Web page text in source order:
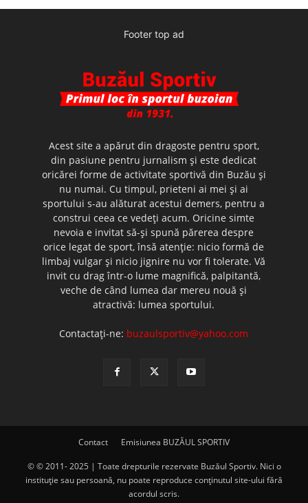
Footer top ad
Acest site a apărut din dragoste pentru sport,
din pasiune pentru jurnalism şi este dedicat
oricărei forme de activitate sportivă din Buzău şi
nu numai. Cu timpul, prieteni ai mei şi ai
sportului s-au alăturat acestui demers, pentru a
construi ceea ce vedeţi acum. Oricine simte
nevoia e invitat să-şi spună părerea despre
orice legat de sport, însă atenţie: nicio formă de
limbaj vulgar şi nicio jignire nu vor fi tolerate. Vă
invit cu drag într-o lume magnifică, palpitantă,
veche de când lumea dar mereu nouă şi
atractivă: lumea sportului.
Contactați-ne: buzaulsportiv@yahoo.com
Contact Emisiunea BUZĂUL SPORTIV
© © 2011- 2025 | Toate drepturile rezervate Buzăul Sportiv. Nici o
instituţie sau persoană, nu poate reproduce conţinutul site-ului fără
acordul scris.